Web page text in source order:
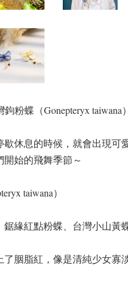
蝶（Gonepteryx taiwana）
休息的時候，就會出現可
始的飛舞季節～
taiwana）
鋸緣紅點粉蝶、台灣小山
了胭脂紅，像是清純少女